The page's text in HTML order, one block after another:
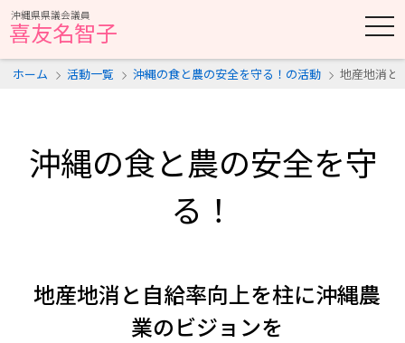
沖縄県県議会議員
喜友名智子
t
o
g
l
ホーム 活動一覧 沖縄の食と農の安全を守る！の活動 地産地消と
沖縄の食と農の安全を守
る！
地産地消と自給率向上を柱に沖縄農
業のビジョンを